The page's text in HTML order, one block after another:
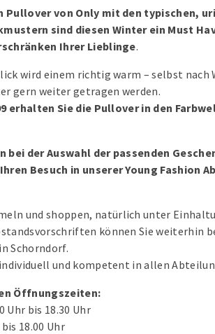
Pullover von Only mit den typischen,
sind diesen Winter ein Must
Ihrer Lieblinge.
wird einem richtig warm – selbst nach
gern weiter getragen werden.
erhalten Sie die Pullover in den
bei der Auswahl der passenden
Besuch in unserer Young Fashion
und shoppen, natürlich unter
können Sie weiterhin
Schorndorf.
und kompetent in allen
Öffnungszeiten:
Uhr bis 18.30 Uhr
18.00 Uhr